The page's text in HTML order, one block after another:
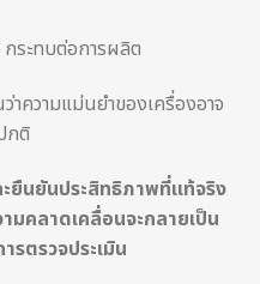
ระทบต่อการผลิต
ความแม่นยำของเครื่องอาจ
กติ
ยืนยันประสิทธิภาพที่แท้จริง
คลาดเคลื่อนจะกลายเป็น
ตรวจประเมิน